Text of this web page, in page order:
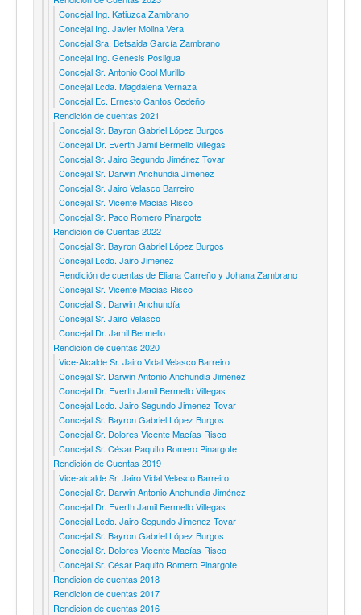
Concejal Ing. Katiuzca Zambrano
Concejal Ing. Javier Molina Vera
Concejal Sra. Betsaida García Zambrano
Concejal Ing. Genesis Posligua
Concejal Sr. Antonio Cool Murillo
Concejal Lcda. Magdalena Vernaza
Concejal Ec. Ernesto Cantos Cedeño
Rendición de cuentas 2021
Concejal Sr. Bayron Gabriel López Burgos
Concejal Dr. Everth Jamil Bermello Villegas
Concejal Sr. Jairo Segundo Jiménez Tovar
Concejal Sr. Darwin Anchundia Jimenez
Concejal Sr. Jairo Velasco Barreiro
Concejal Sr. Vicente Macias Risco
Concejal Sr. Paco Romero Pinargote
Rendición de Cuentas 2022
Concejal Sr. Bayron Gabriel López Burgos
Concejal Lcdo. Jairo Jimenez
Rendición de cuentas de Eliana Carreño y Johana Zambrano
Concejal Sr. Vicente Macias Risco
Concejal Sr. Darwin Anchundía
Concejal Sr. Jairo Velasco
Concejal Dr. Jamil Bermello
Rendición de cuentas 2020
Vice-Alcalde Sr. Jairo Vidal Velasco Barreiro
Concejal Sr. Darwin Antonio Anchundia Jimenez
Concejal Dr. Everth Jamil Bermello Villegas
Concejal Lcdo. Jairo Segundo Jimenez Tovar
Concejal Sr. Bayron Gabriel López Burgos
Concejal Sr. Dolores Vicente Macías Risco
Concejal Sr. César Paquito Romero Pinargote
Rendición de Cuentas 2019
Vice-alcalde Sr. Jairo Vidal Velasco Barreiro
Concejal Sr. Darwin Antonio Anchundia Jiménez
Concejal Dr. Everth Jamil Bermello Villegas
Concejal Lcdo. Jairo Segundo Jimenez Tovar
Concejal Sr. Bayron Gabriel López Burgos
Concejal Sr. Dolores Vicente Macías Risco
Concejal Sr. César Paquito Romero Pinargote
Rendicion de cuentas 2018
Rendicion de cuentas 2017
Rendicion de cuentas 2016